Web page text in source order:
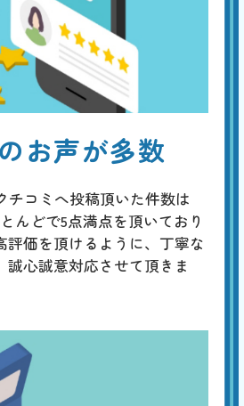
お声が多数
チコミへ投稿頂いた件数は
んどで5点満点を頂いており
評価を頂けるように、丁寧な
心誠意対応させて頂きま